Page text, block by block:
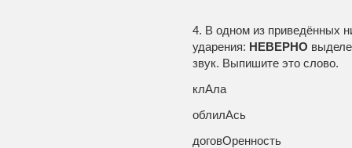
4. В одном из приведённых
ударения: НЕВЕРНО
звук. Выпишите это слово.
клАла
облилАсь
договОренность